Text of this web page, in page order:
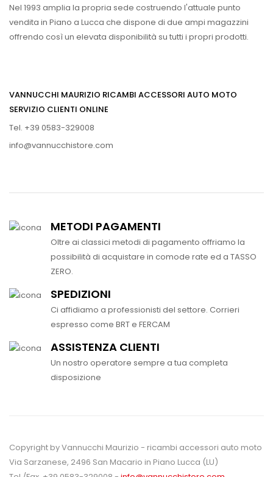
Nel 1993 amplia la propria sede costruendo l'attuale punto
vendita in Piano a Lucca che dispone di due ampi magazzini
offrendo così un elevata disponibilità su tutti i propri prodotti.
VANNUCCHI MAURIZIO RICAMBI ACCESSORI AUTO MOTO
SERVIZIO CLIENTI ONLINE
Tel. +39 0583-329008
info@vannucchistore.com
METODI PAGAMENTI
Oltre ai classici metodi di pagamento offriamo la
possibilità di acquistare in comode rate ed a TASSO
ZERO.
SPEDIZIONI
Ci affidiamo a professionisti del settore. Corrieri
espresso come BRT e FERCAM
ASSISTENZA CLIENTI
Un nostro operatore sempre a tua completa
disposizione
Copyright by Vannucchi Maurizio - ricambi accessori auto moto
Via Sarzanese, 2496 San Macario in Piano Lucca (LU)